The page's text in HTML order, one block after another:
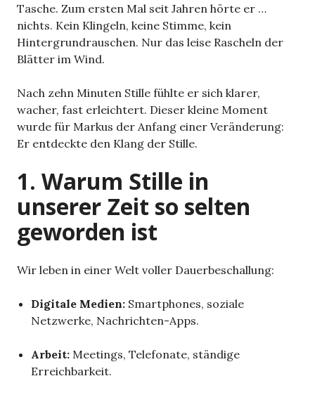
Tasche. Zum ersten Mal seit Jahren hörte er …
nichts. Kein Klingeln, keine Stimme, kein
Hintergrundrauschen. Nur das leise Rascheln der
Blätter im Wind.
Nach zehn Minuten Stille fühlte er sich klarer,
wacher, fast erleichtert. Dieser kleine Moment
wurde für Markus der Anfang einer Veränderung:
Er entdeckte den Klang der Stille.
1. Warum Stille in
unserer Zeit so selten
geworden ist
Wir leben in einer Welt voller Dauerbeschallung:
Digitale Medien: Smartphones, soziale
Netzwerke, Nachrichten-Apps.
Arbeit: Meetings, Telefonate, ständige
Erreichbarkeit.